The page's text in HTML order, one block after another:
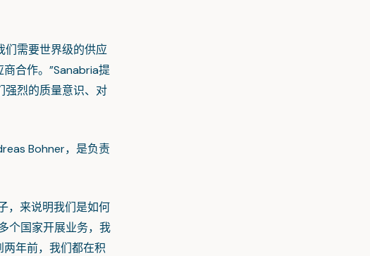
需要世界级的供应
合作。”Sanabria提
强烈的质量意识、对
Bohner，是负责
，来说明我们是如何
个国家开展业务，我
年前，我们都在积